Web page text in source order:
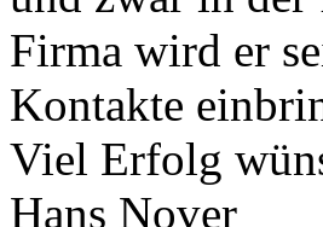
Firma wird er
Kontakte
Viel Erfolg
Hans Nover